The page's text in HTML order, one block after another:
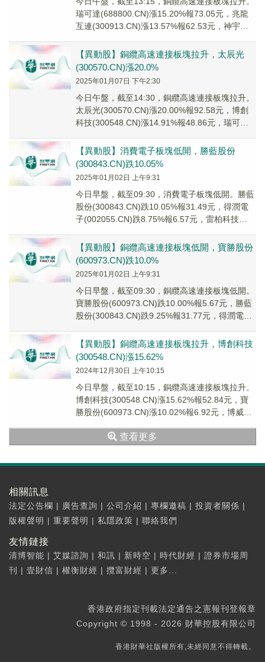
瑞可達(688800.CN)漲15.20%報73.05元，兆龍
互連(300913.CN)漲13.57%報62.53元，神宇股
【異動股】銅纜高速連接板塊拉升，太辰光
(300570.CN)漲20.0%
2025年01月07日 下午2:30
今日午盤，截至14:30，銅纜高速連接板塊拉升。
太辰光(300570.CN)漲20.00%報92.58元，博創
科技(300548.CN)漲14.91%報48.86元，瑞可達
【異動股】消費電子板塊低開，勝藍股份
(300843.CN)跌10.05%
2025年01月02日 上午9:31
今日早盤，截至09:30，消費電子板塊低開。勝藍
股份(300843.CN)跌10.05%報31.49元，得潤電
子(002055.CN)跌8.75%報6.57元，雷柏科技
【異動股】銅纜高速連接板塊低開，寶勝股份
(600973.CN)跌10.0%
2025年01月02日 上午9:31
今日早盤，截至09:30，銅纜高速連接板塊低開。
寶勝股份(600973.CN)跌10.00%報5.67元，勝藍
股份(300843.CN)跌9.25%報31.77元，得潤電子
【異動股】銅纜高速連接板塊拉升，博創科技
(300548.CN)漲15.62%
2024年12月30日 上午10:15
今日早盤，截至10:15，銅纜高速連接板塊拉升。
博創科技(300548.CN)漲15.62%報52.84元，寶
勝股份(600973.CN)漲10.02%報6.92元，博威合
查看更多
相關訊息
法定公告欄 | 廣告查詢 | 公司介紹 | 專欄邀稿 | 投資者關係 |
版權聲明 | 重要聲明 | 私隱政策 | 聯絡我們
友情鏈接
清博智能 | 艾媒諮詢 | 和訊 | 新時空 | 時代財經 | 證券市場周
刊
| 壹財信 | 權衡財經 | 攬富財經 | 更多...
香港政府指定刊載法定通告之憲報刊登報章
Copyright © 1998 - 2026 財華控股有限公司
香港財華社版權所有,未經同意不得轉載。